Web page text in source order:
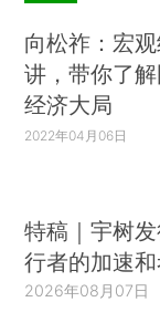
向松祚：宏
讲，带你了
经济大局
2022年04月06日
特稿｜宇树
行者的加速
2026年08月07日